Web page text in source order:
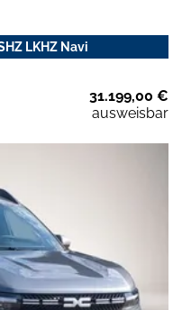
LKHZ Navi
31.199,00 €
ausweisbar